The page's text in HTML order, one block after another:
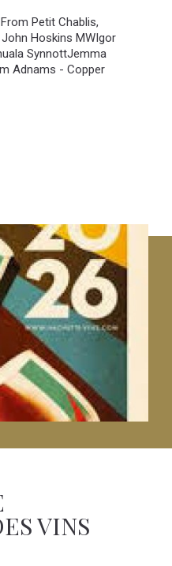
Petit Chablis,
Hoskins MWIgor
SynnottJemma
Adnams - Copper
VINS